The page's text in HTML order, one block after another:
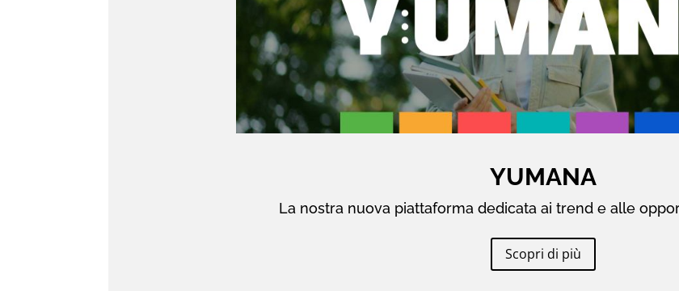
YUMANA
La nostra nuova piattaforma dedicata ai trend e alle
Scopri di più